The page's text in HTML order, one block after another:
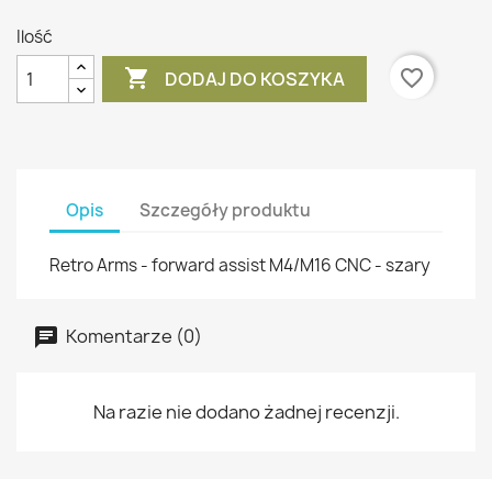
Ilość
 DODAJ DO KOSZYKA favorite_border
Opis Szczegóły produktu
Retro Arms - forward assist M4/M16 CNC - szary
Komentarze (0)
Na razie nie dodano żadnej recenzji.